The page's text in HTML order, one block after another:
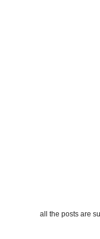
all the posts are